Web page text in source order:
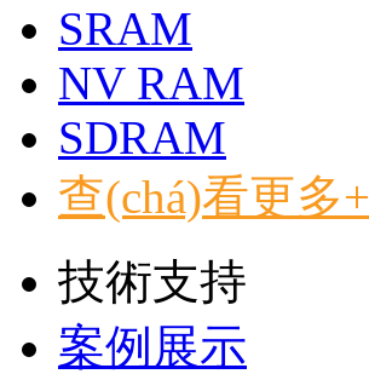
SRAM
NV RAM
SDRAM
查(chá)看更多+
技術支持
案例展示